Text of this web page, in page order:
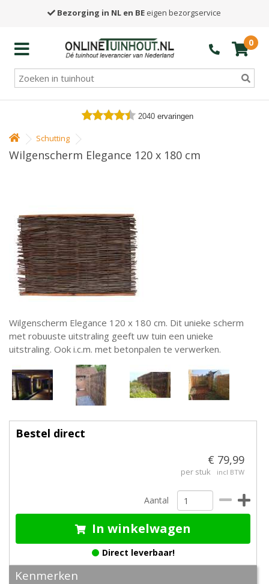
Bezorging in NL en BE eigen bezorgservice
0
2040 ervaringen
Schutting
Wilgenscherm Elegance 120 x 180 cm
Wilgenscherm Elegance 120 x 180 cm. Dit unieke scherm
met robuuste uitstraling geeft uw tuin een unieke
uitstraling. Ook i.c.m. met betonpalen te verwerken.
Bestel direct
€ 79,99
per stuk incl BTW
Aantal
In winkelwagen
Direct leverbaar!
Kenmerken